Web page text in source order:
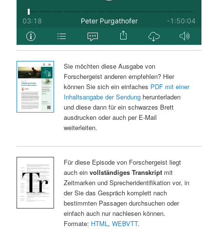
Sie möchten diese Ausgabe von
Forschergeist anderen empfehlen? Hier
können Sie sich ein einfaches PDF mit einer
Inhaltsangabe der Sendungherunterladen
und diese dann für ein schwarzes Brett
ausdrucken oder auch per E-Mail
weiterleiten.
Für diese Episode von Forschergeist liegt
auch ein vollständiges Transkriptmit
Zeitmarken und Sprecheridentifikation vor, in
der Sie das Gespräch komplett nach
bestimmten Passagen durchsuchen oder
einfach auch nur nachlesen können.
Formate: HTML, WEBVTT.